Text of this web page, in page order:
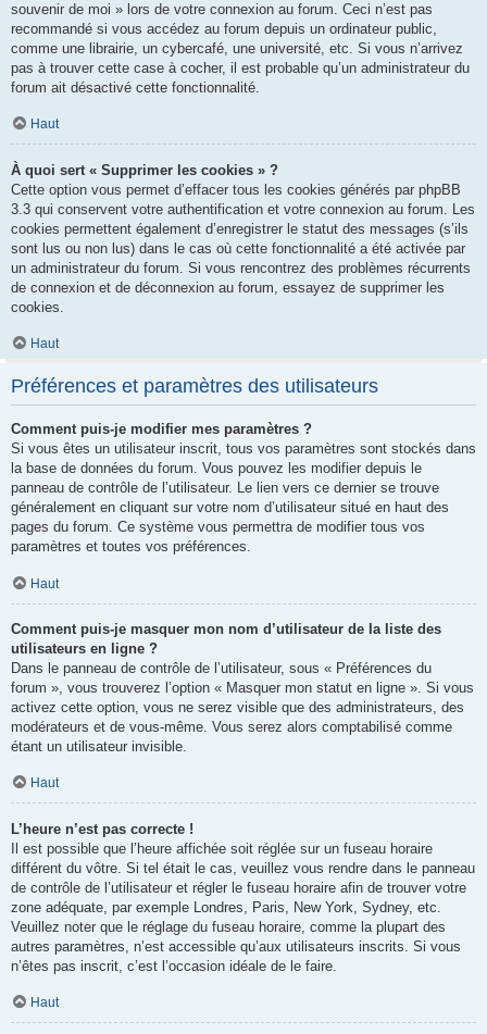
souvenir de moi » lors de votre connexion au forum. Ceci n’est pas
recommandé si vous accédez au forum depuis un ordinateur public,
comme une librairie, un cybercafé, une université, etc. Si vous n’arrivez
pas à trouver cette case à cocher, il est probable qu’un administrateur du
forum ait désactivé cette fonctionnalité.
Haut
À quoi sert « Supprimer les cookies » ?
Cette option vous permet d’effacer tous les cookies générés par phpBB
3.3 qui conservent votre authentification et votre connexion au forum. Les
cookies permettent également d’enregistrer le statut des messages (s’ils
sont lus ou non lus) dans le cas où cette fonctionnalité a été activée par
un administrateur du forum. Si vous rencontrez des problèmes récurrents
de connexion et de déconnexion au forum, essayez de supprimer les
cookies.
Haut
Préférences et paramètres des utilisateurs
Comment puis-je modifier mes paramètres ?
Si vous êtes un utilisateur inscrit, tous vos paramètres sont stockés dans
la base de données du forum. Vous pouvez les modifier depuis le
panneau de contrôle de l’utilisateur. Le lien vers ce dernier se trouve
généralement en cliquant sur votre nom d’utilisateur situé en haut des
pages du forum. Ce système vous permettra de modifier tous vos
paramètres et toutes vos préférences.
Haut
Comment puis-je masquer mon nom d’utilisateur de la liste des
utilisateurs en ligne ?
Dans le panneau de contrôle de l’utilisateur, sous « Préférences du
forum », vous trouverez l’option « Masquer mon statut en ligne ». Si vous
activez cette option, vous ne serez visible que des administrateurs, des
modérateurs et de vous-même. Vous serez alors comptabilisé comme
étant un utilisateur invisible.
Haut
L’heure n’est pas correcte !
Il est possible que l’heure affichée soit réglée sur un fuseau horaire
différent du vôtre. Si tel était le cas, veuillez vous rendre dans le panneau
de contrôle de l’utilisateur et régler le fuseau horaire afin de trouver votre
zone adéquate, par exemple Londres, Paris, New York, Sydney, etc.
Veuillez noter que le réglage du fuseau horaire, comme la plupart des
autres paramètres, n’est accessible qu’aux utilisateurs inscrits. Si vous
n’êtes pas inscrit, c’est l’occasion idéale de le faire.
Haut